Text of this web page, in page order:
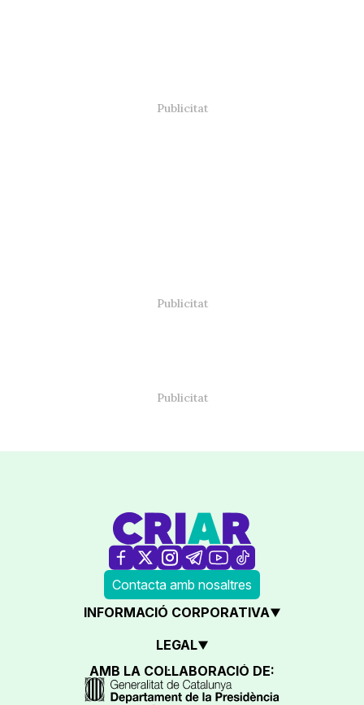
Contacta amb nosaltres
INFORMACIÓ CORPORATIVA
LEGAL
AMB LA COL·LABORACIÓ DE: